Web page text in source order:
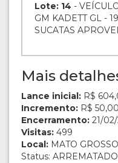
Lote: 14 -
GM KADETT GL -
SUCATAS
Mais
Lance inicial: R$
Incremento: R$ 50,00
Encerramento: 21/
Visitas: 499
Local: MATO
Status: ARREMATADO